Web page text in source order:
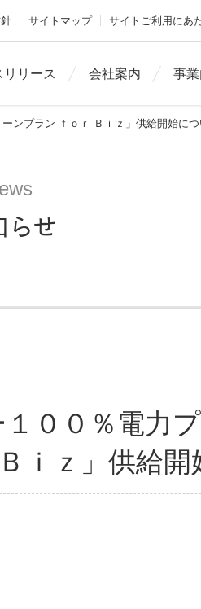
サイトマップ サイトご利用にあ
リリース 会社案内 事
ンプラン ｆｏｒ Ｂｉｚ」供給開始につ
らせ
００％電力
ｉｚ」供給開